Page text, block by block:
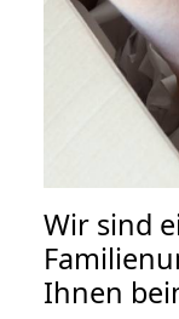
Wir sind
Ihnen